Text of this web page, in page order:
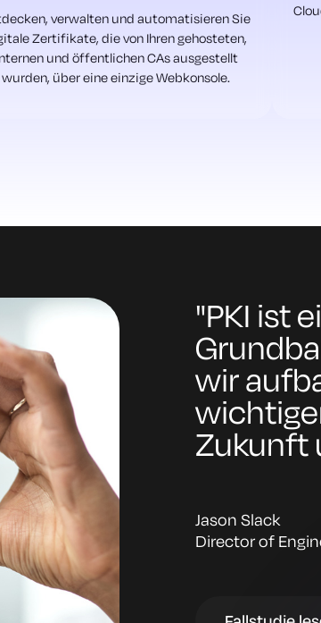
verwalten und automatisieren Sie
Zertifikate, die von Ihren gehosteten,
und öffentlichen CAs ausgestellt
wurden, über eine einzige Webkonsole.
"PKI ist
wir
Zukunft
Jason Slack
Director of